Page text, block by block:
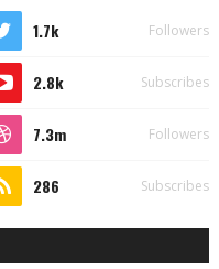
1.7k Followers
2.8k Subscribes
7.3m Followers
286 Subscribes